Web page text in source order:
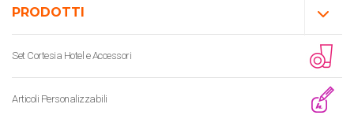
PRODOTTI
Set Cortesia Hotel e Accessori
Articoli Personalizzabili